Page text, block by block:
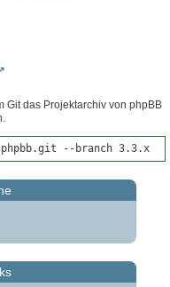
Git das Projektarchiv von phpBB
--branch 3.3.x